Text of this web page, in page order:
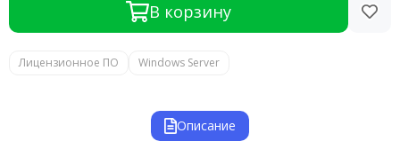
В корзину
Лицензионное ПО Windows Server
Описание